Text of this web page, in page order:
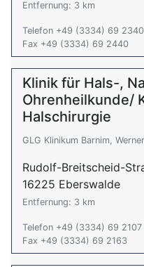
Entfernung: 3 km
Telefon +49 (3334) 69 2340
Fax +49 (3334) 69 2440
Klinik für Hals-,
Ohrenheilkunde/
Halschirurgie
GLG Klinikum Barnim,
Rudolf-Breitscheid-
16225 Eberswalde
Entfernung: 3 km
Telefon +49 (3334) 69 2107
Fax +49 (3334) 69 2163